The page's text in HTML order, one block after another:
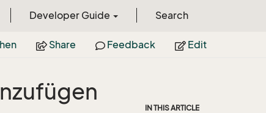
Developer Guide Search
Share Feedback Edit
IN THIS ARTICLE